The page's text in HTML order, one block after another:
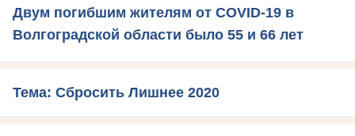
Двум погибшим жителям от COVID-19 в
Волгоградской области было 55 и 66 лет
Тема: Сбросить Лишнее 2020